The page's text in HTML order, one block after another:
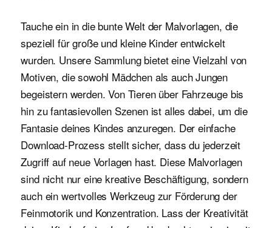
Tauche ein in die bunte Welt der Malvorlagen, die
speziell für große und kleine Kinder entwickelt
wurden. Unsere Sammlung bietet eine Vielzahl von
Motiven, die sowohl Mädchen als auch Jungen
begeistern werden. Von Tieren über Fahrzeuge bis
hin zu fantasievollen Szenen ist alles dabei, um die
Fantasie deines Kindes anzuregen. Der einfache
Download-Prozess stellt sicher, dass du jederzeit
Zugriff auf neue Vorlagen hast. Diese Malvorlagen
sind nicht nur eine kreative Beschäftigung, sondern
auch ein wertvolles Werkzeug zur Förderung der
Feinmotorik und Konzentration. Lass der Kreativität